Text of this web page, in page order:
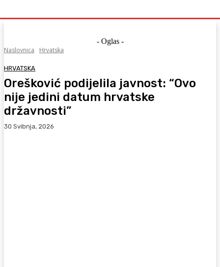
- Oglas -
Naslovnica
Hrvatska
HRVATSKA
Orešković podijelila javnost: “Ovo
nije jedini datum hrvatske
državnosti”
30 Svibnja, 2026